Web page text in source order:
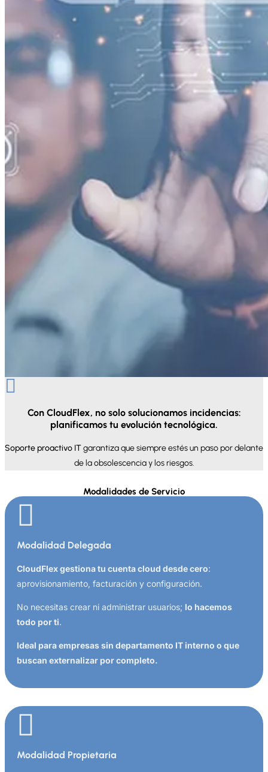

Con CloudFlex, no solo solucionamos incidencias:
planificamos tu evolución tecnológica.
Soporte proactivo ITgarantiza que siempre estés un paso por delante
de la obsolescencia y los riesgos.
Modalidades de Servicio

Modalidad Delegada
CloudFlex gestiona tu cuentacloud desde cero:
aprovisionamiento, facturación y configuración.
No necesitas crear ni administrar usuarios; lo hacemos
todo por ti.
Ideal para empresas sin departamento IT interno o que
buscan externalizar por completo.

Modalidad Propietaria